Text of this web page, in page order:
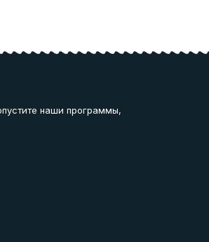
наши программы,